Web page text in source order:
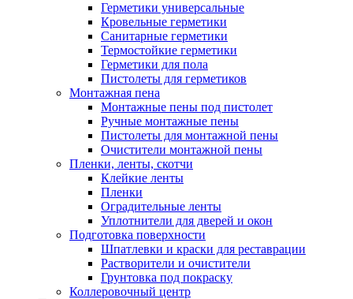
Герметики универсальные
Кровельные герметики
Санитарные герметики
Термостойкие герметики
Герметики для пола
Пистолеты для герметиков
Монтажная пена
Монтажные пены под пистолет
Ручные монтажные пены
Пистолеты для монтажной пены
Очистители монтажной пены
Пленки, ленты, скотчи
Клейкие ленты
Пленки
Оградительные ленты
Уплотнители для дверей и окон
Подготовка поверхности
Шпатлевки и краски для реставрации
Растворители и очистители
Грунтовка под покраску
Коллеровочный центр